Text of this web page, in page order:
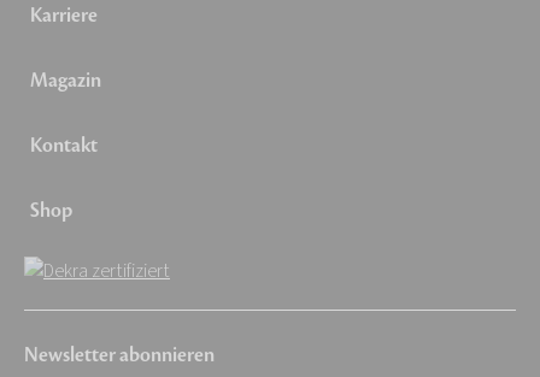
Karriere
Magazin
Kontakt
Shop
Newsletter abonnieren